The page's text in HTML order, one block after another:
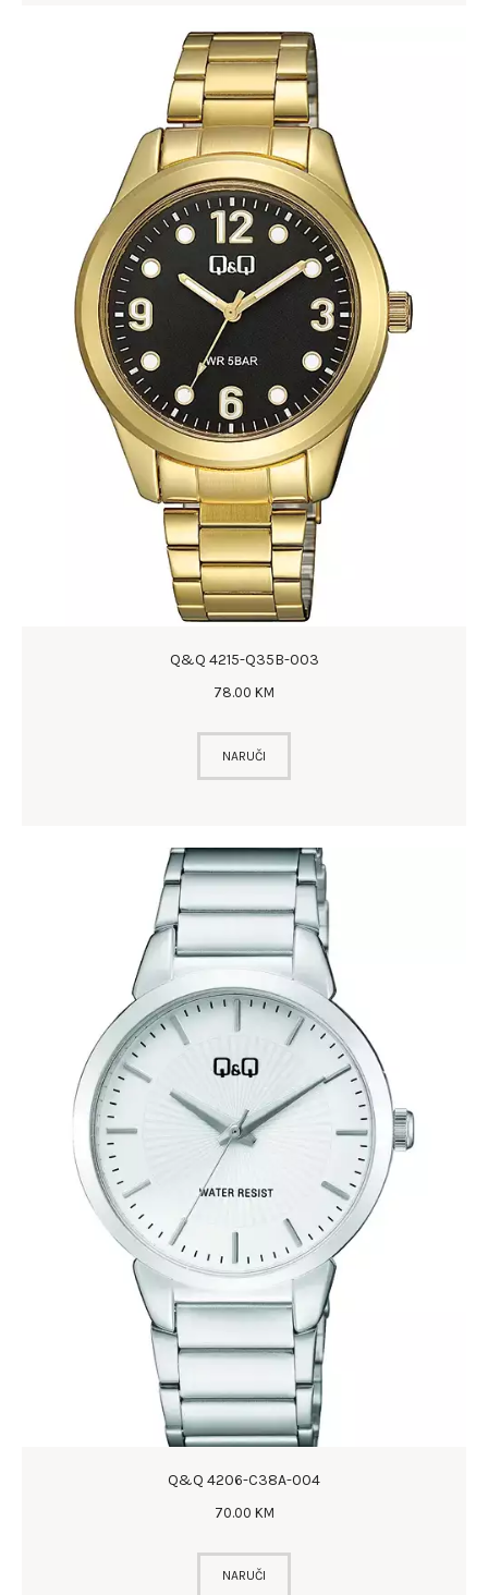
Q&Q 4215-Q35B-003
78.00 KM
NARUČI
Q&Q 4206-C38A-004
70.00 KM
NARUČI